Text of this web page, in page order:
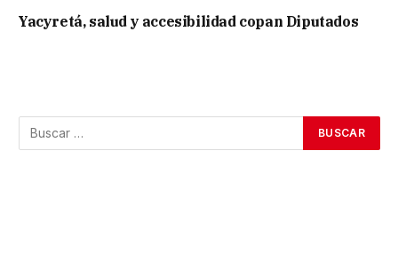
Yacyretá, salud y accesibilidad copan Diputados